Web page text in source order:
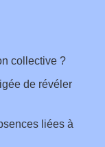
collective ?
de révéler
liées à